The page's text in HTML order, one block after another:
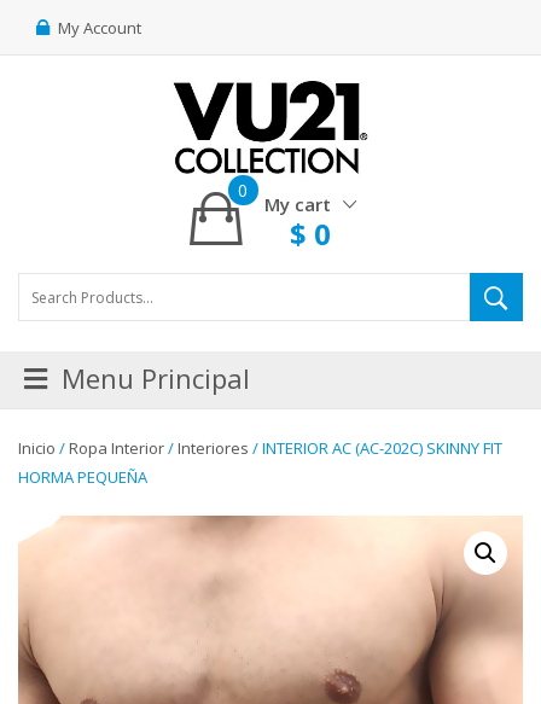
My Account
My cart
0
$ 0
Menu Principal
Inicio /Ropa Interior/Interiores / INTERIOR AC (AC-202C) SKINNY FIT
HORMA PEQUEÑA